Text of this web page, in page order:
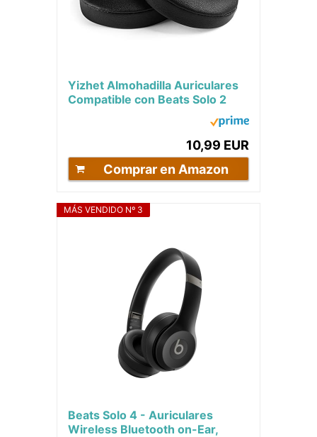
Yizhet Almohadilla Auriculares
Compatible con Beats Solo 2
10,99 EUR
Comprar en Amazon
MÁS VENDIDO Nº 3
Beats Solo 4 - Auriculares
Wireless Bluetooth on-Ear,